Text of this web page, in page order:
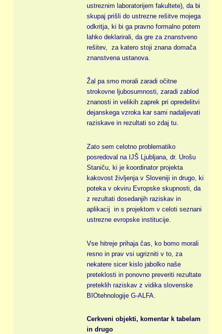
ustreznim laboratorijem fakultete), da bi
skupaj prišli do ustrezne rešitve mojega
odkritja, ki bi ga pravno formalno potem
lahko deklarirali, da gre za znanstveno
rešitev, za katero stoji znana domača
znanstvena ustanova.
Žal pa smo morali zaradi očitne
strokovne ljubosumnosti, zaradi zablod
znanosti in velikih zaprek pri opredelitvi
dejanskega vzroka kar sami nadaljevati
raziskave in rezultati so zdaj tu.
Zato sem celotno problematiko
posredoval na IJŠ Ljubljana, dr. Urošu
Staniču, ki je koordinator projekta
kakovost življenja v Sloveniji in drugo, ki
poteka v okviru Evropske skupnosti, da
z rezultati dosedanjih raziskav in
aplikacij in s projektom v celoti seznani
ustrezne evropske institucije.
Vse hitreje prihaja čas, ko bomo morali
resno in prav vsi ugrizniti v to, za
nekatere sicer kislo jabolko naše
preteklosti in ponovno preveriti rezultate
preteklih raziskav z vidika slovenske
BIOtehnologije G-ALFA.
Cerkveni objekti, komentar k tabelam
in drugo